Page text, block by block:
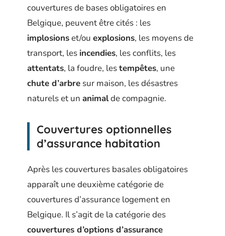
couvertures de bases obligatoires en
Belgique, peuvent être cités : les
implosionset/ou explosions, les moyens de
transport, les incendies, les conflits, les
attentats, la foudre, lestempêtes, une
chute d’arbre sur maison, les désastres
naturels et un animalde compagnie.
Couvertures optionnelles
d’assurance habitation
Après les couvertures basales obligatoires
apparaît une deuxième catégorie de
couvertures d’assurance logement en
Belgique. Il s’agit de la catégorie des
couvertures d’options d’assurance